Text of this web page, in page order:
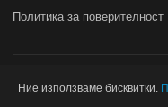
Политика за поверителност
autodata.bg не носи
Ние използваме бисквитки.